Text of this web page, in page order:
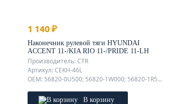
1 140 ₽
Наконечник рулевой тяги HYUNDAI
ACCENT 11-/KIA RIO 11-/PRIDE 11-LH
Производитель: CTR
Артикул: CEKH-46L
OEM: 56820-0U500; 56820-1W000; 56820-1R501;
В корзину